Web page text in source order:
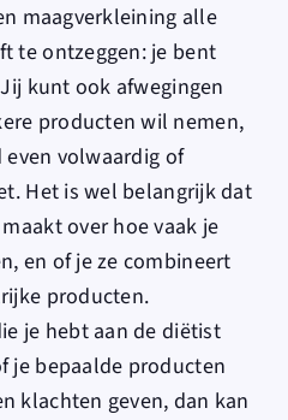
maagverkleining alle
te ontzeggen: je bent
kunt ook afwegingen
producten wil nemen,
volwaardig of
Het is wel belangrijk dat
over hoe vaak je
en of je ze combineert
producten.
je hebt aan de diëtist
je bepaalde producten
klachten geven, dan kan